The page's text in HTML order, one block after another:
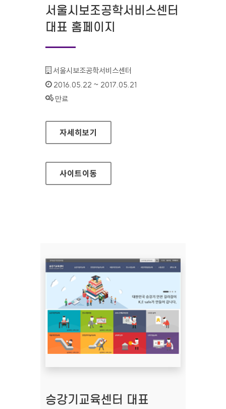
서울시보조공학서비스센터
대표 홈페이지
기관명 :
서울시보조공학서비스센터
인증기간 :
2016.05.22 ~ 2017.05.21
상태 :
만료
서울시보조공학서비스센터 대표 홈페이지
자세히보기
사이트이동
승강기교육센터 대표